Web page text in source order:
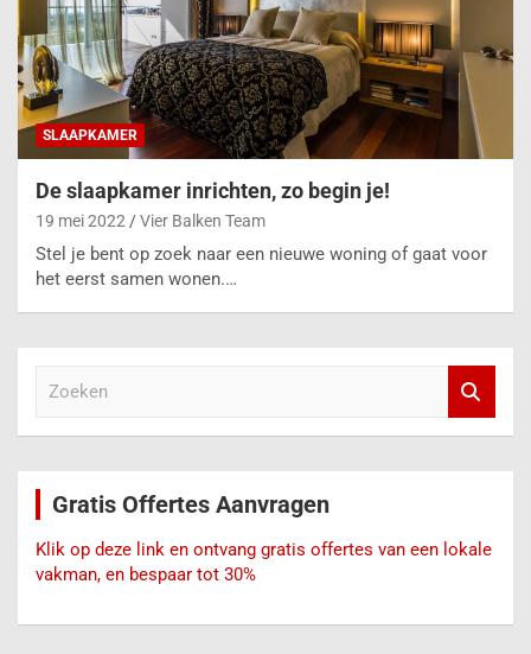
SLAAPKAMER
De slaapkamer inrichten, zo begin je!
19 mei 2022 Vier Balken Team
Stel je bent op zoek naar een nieuwe woning of gaat voor
het eerst samen wonen.…
Gratis Offertes Aanvragen
Klik op deze link en ontvang gratis offertes van een lokale
vakman, en bespaar tot 30%